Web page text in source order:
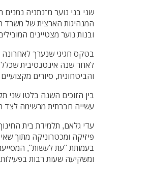
המנהיגות הארצית של משרד
ובנות נוער מצטיינים
לאחר שנה אינטנסיבית
והביטחונית, סיורים
בין הזוכים השנה בלטו שני
עשייה חברתית מרשימה לצד
עדי גלאם, תלמידת בית
פיזיקה ומכטרוניקה מתוך
בעמותת "עת לעשות",
ומשקיעה שעות רבות